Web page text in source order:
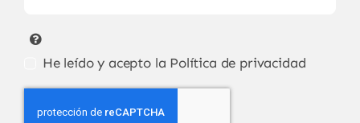
He leído y acepto la Política de privacidad